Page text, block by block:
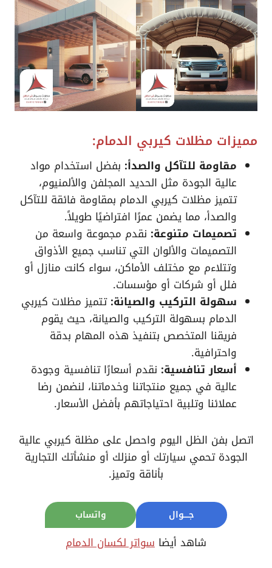
مميزات مظلات كيربي الدمام:
مقاومة للتآكل والصدأ: بفضل استخدام مواد
عالية الجودة مثل الحديد المجلفن والألمنيوم،
تتميز مظلات كيربي الدمام بمقاومة فائقة للتآكل
والصدأ، مما يضمن عمرًا افتراضيًا طويلاً.
تصميمات متنوعة: نقدم مجموعة واسعة من
التصميمات والألوان التي تناسب جميع الأذواق
وتتلاءم مع مختلف الأماكن، سواء كانت منازل أو
فلل أو شركات أو مؤسسات.
سهولة التركيب والصيانة:تتميز مظلات كيربي
الدمام بسهولة التركيب والصيانة، حيث يقوم
فريقنا المتخصص بتنفيذ هذه المهام بدقة
واحترافية.
أسعار تنافسية: نقدم أسعارًا تنافسية وجودة
عالية في جميع منتجاتنا وخدماتنا، لنضمن رضا
عملائنا وتلبية احتياجاتهم بأفضل الأسعار.
اتصل بفن الظل اليوم واحصل على مظلة كيربي عالية
الجودة تحمي سيارتك أو منزلك أو منشأتك التجارية
بأناقة وتميز.
جــــوال واتساب
شاهد أيضا سواتر لكسان الدمام